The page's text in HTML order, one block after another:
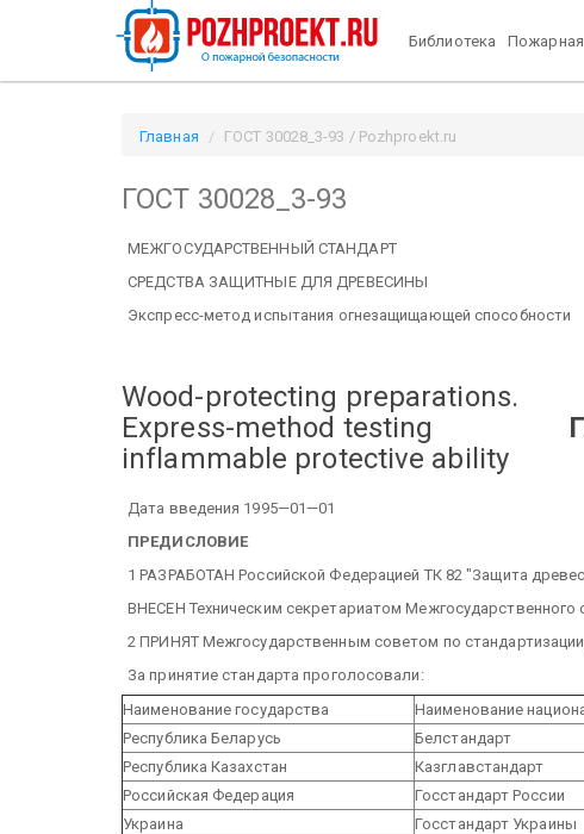
Библиотека Пожарная
Главная ГОСТ 30028_3-93 / Pozhproekt.ru
ГОСТ 30028_3-93
МЕЖГОСУДАРСТВЕННЫЙ СТАНДАРТ
СРЕДСТВА ЗАЩИТНЫЕ ДЛЯ ДРЕВЕСИНЫ
Экспресс-метод испытания огнезащищающей способности
Wood-protecting preparations.
Express-method testing
inflammable protective ability
Дата введения 1995—01—01
ПРЕДИСЛОВИЕ
1 РАЗРАБОТАН Российской Федерацией ТК 82 "Защита
ВНЕСЕН Техническим секретариатом Межгосударственного
2 ПРИНЯТ Межгосударственным советом по
За принятие стандарта проголосовали:
Наименование государства
Наименование
Республика Беларусь
Белстандарт
Республика Казахстан
Казглавстандарт
Российская Федерация
Госстандарт России
Украина
Госстандарт Украины